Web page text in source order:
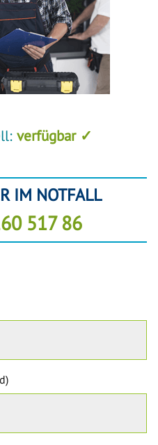
verfügbar ✓
IM NOTFALL
517 86